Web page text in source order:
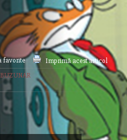
favorite
Imprimă acest articol